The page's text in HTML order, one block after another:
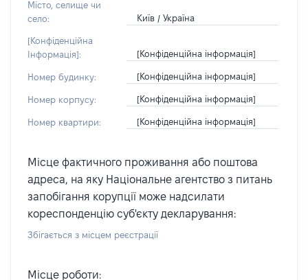
Місто, селище чи
село:
Київ / Україна
[Конфіденційна
Інформація]:
[Конфіденційна інформація]
Номер будинку: [Конфіденційна інформація]
Номер корпусу: [Конфіденційна інформація]
Номер квартири: [Конфіденційна інформація]
Місце фактичного проживання або поштова
адреса, на яку Національне агентство з питань
запобігання корупції може надсилати
кореспонденцію суб'єкту декларування:
Збігається з місцем реєстрації
Місце роботи: